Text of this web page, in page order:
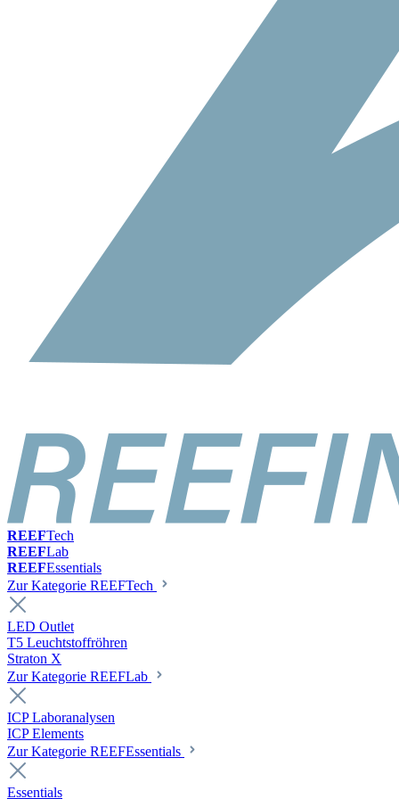
REEFTech
REEFLab
REEFEssentials
Zur Kategorie REEFTech
LED Outlet
T5 Leuchtstoffröhren
Straton X
Zur Kategorie REEFLab
ICP Laboranalysen
ICP Elements
Zur Kategorie REEFEssentials
Essentials